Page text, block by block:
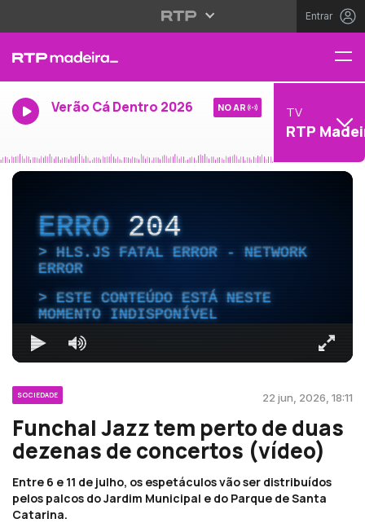
Entrar
Verão Cá Dentro 2026 NO AR TV
RTP
ERRO204
HLS.JS FATAL ERROR - NETWORK
ERROR
ESTE CONTEÚDO ESTÁ NESTE
MOMENTO INDISPONÍVEL
SOCIEDADE 22 jun, 2026, 18:11
Funchal Jazz tem perto de duas
dezenas de concertos (vídeo)
Entre 6 e 11 de julho, os espetáculos vão ser distribuídos
pelos palcos do Jardim Municipal e do Parque de Santa
Catarina.